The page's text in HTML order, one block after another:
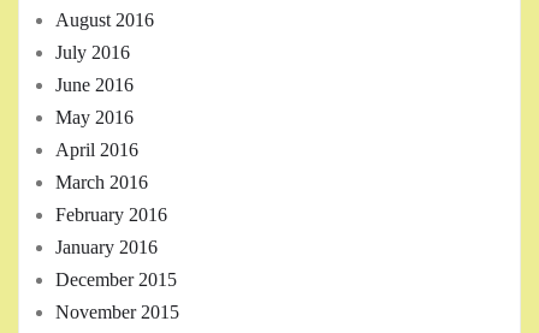
August 2016
July 2016
June 2016
May 2016
April 2016
March 2016
February 2016
January 2016
December 2015
November 2015